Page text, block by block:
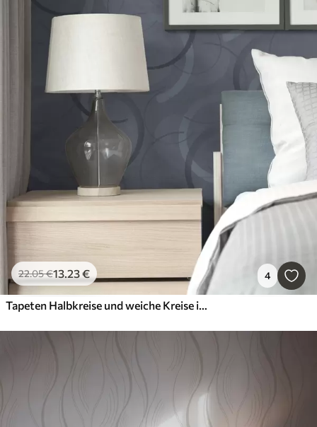
22.05€13.23€ 4
Tapeten Halbkreise und weiche Kreise in einer kühlen grau-blauen Farbpalette